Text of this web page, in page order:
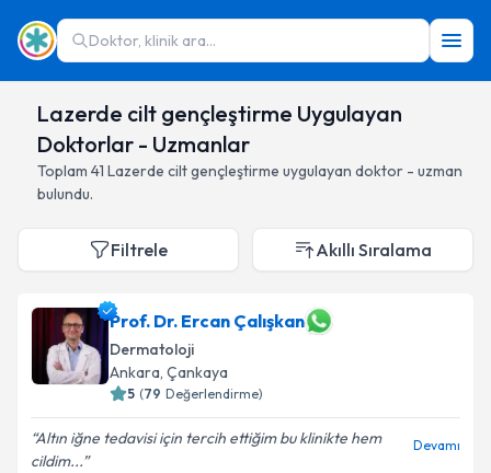
Doktor, klinik ara...
Lazerde cilt gençleştirme Uygulayan
Doktorlar - Uzmanlar
Toplam 41 Lazerde cilt gençleştirme uygulayan doktor - uzman
bulundu.
Filtrele Akıllı Sıralama
Prof. Dr. Ercan Çalışkan
Dermatoloji
Ankara, Çankaya
5 (79 Değerlendirme)
Altın iğne tedavisi için tercih ettiğim bu klinikte hem
cildim...
Devamı